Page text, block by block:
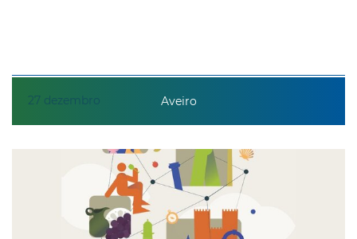
27 dezembro Aveiro